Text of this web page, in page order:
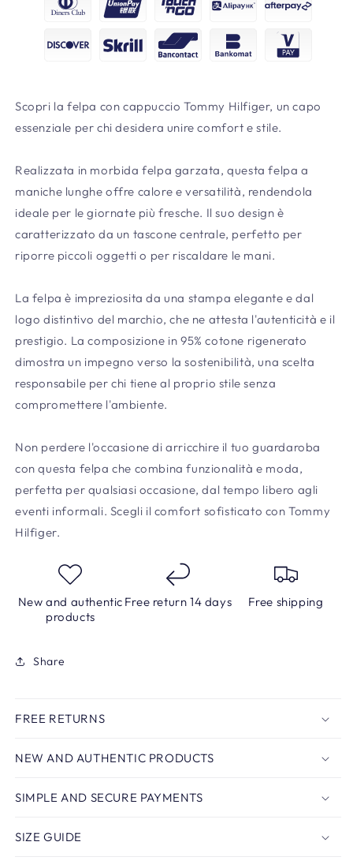
Scopri la felpa con cappuccio Tommy Hilfiger, un capo
essenziale per chi desidera unire comfort e stile.
Realizzata in morbida felpa garzata, questa felpa a
maniche lunghe offre calore e versatilità, rendendola
ideale per le giornate più fresche. Il suo design è
caratterizzato da un tascone centrale, perfetto per
riporre piccoli oggetti o per riscaldare le mani.
La felpa è impreziosita da una stampa elegante e dal
logo distintivo del marchio, che ne attesta l'autenticità e il
prestigio. La composizione in 95% cotone rigenerato
dimostra un impegno verso la sostenibilità, una scelta
responsabile per chi tiene al proprio stile senza
compromettere l'ambiente.
Non perdere l'occasione di arricchire il tuo guardaroba
con questa felpa che combina funzionalità e moda,
perfetta per qualsiasi occasione, dal tempo libero agli
eventi informali. Scegli il comfort sofisticato con Tommy
Hilfiger.
New and authentic
products
Free return 14 days Free shipping
Share
FREE RETURNS
NEW AND AUTHENTIC PRODUCTS
SIMPLE AND SECURE PAYMENTS
SIZE GUIDE